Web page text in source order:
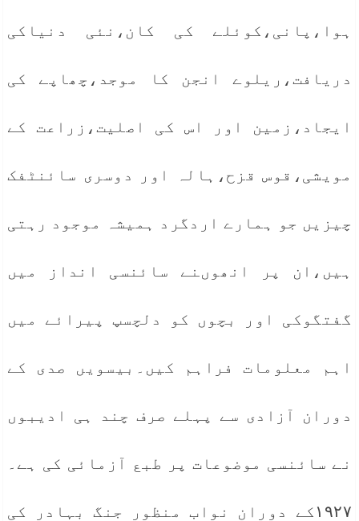
ہوا،پانی،کوئلے کی کان،نئی دنیاکی
دریافت،ریلوے انجن کا موجد،چھاپے کی
ایجاد،زمین اور اس کی اصلیت،زراعت کے
مویشی،قوس قزح،ہالہ اور دوسری سائنٹفک
چیزیں جو ہمارے اردگرد ہمیشہ موجود رہتی
ہیں،ان پر انھوںنے سائنسی انداز میں
گفتگوکی اور بچوں کو دلچسپ پیرائے میں
اہم معلومات فراہم کیں۔بیسویں صدی کے
دوران آزادی سے پہلے صرف چند ہی ادیبوں
نے سائنسی موضوعات پر طبع آزمائی کی ہے۔
۱۹۲۷کے دوران نواب منظور جنگ بہادر کی